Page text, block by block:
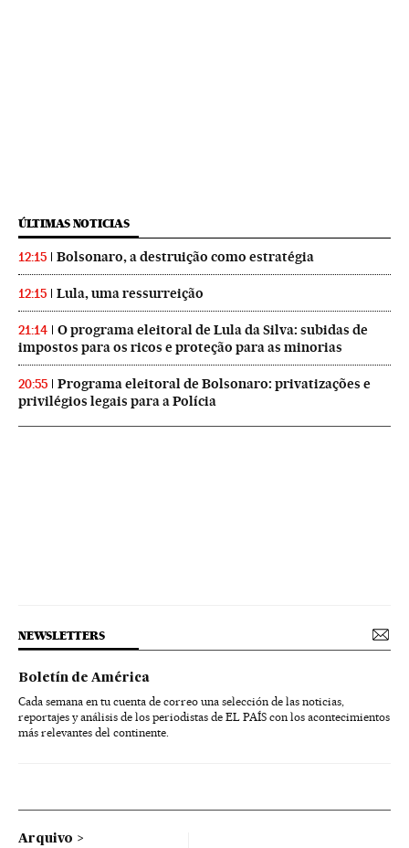
ÚLTIMAS NOTICIAS
12:15 Bolsonaro, a destruição como estratégia
12:15 Lula, uma ressurreição
21:14
O programa eleitoral de Lula da Silva: subidas de
impostos para os ricos e proteção para as minorias
20:55
Programa eleitoral de Bolsonaro: privatizações e
privilégios legais para a Polícia
NEWSLETTERS
Boletín de América
Cada semana en tu cuenta de correo una selección de las noticias,
reportajes y análisis de los periodistas de EL PAÍS con los acontecimientos
más relevantes del continente.
Arquivo